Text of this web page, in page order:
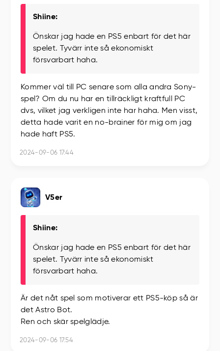
Shiine:
Önskar jag hade en PS5 enbart för det här
spelet. Tyvärr inte så ekonomiskt
försvarbart haha.
Kommer väl till PC senare som alla andra Sony-
spel? Om du nu har en tillräckligt kraftfull PC
dvs, vilket jag verkligen inte har haha. Men visst,
detta hade varit en no-brainer för mig om jag
hade haft PS5.
2024-09-06 17:44
V5er
Shiine:
Önskar jag hade en PS5 enbart för det här
spelet. Tyvärr inte så ekonomiskt
försvarbart haha.
Är det nåt spel som motiverar ett PS5-köp så är
det Astro Bot.
Ren och skär spelglädje.
2024-09-06 17:54